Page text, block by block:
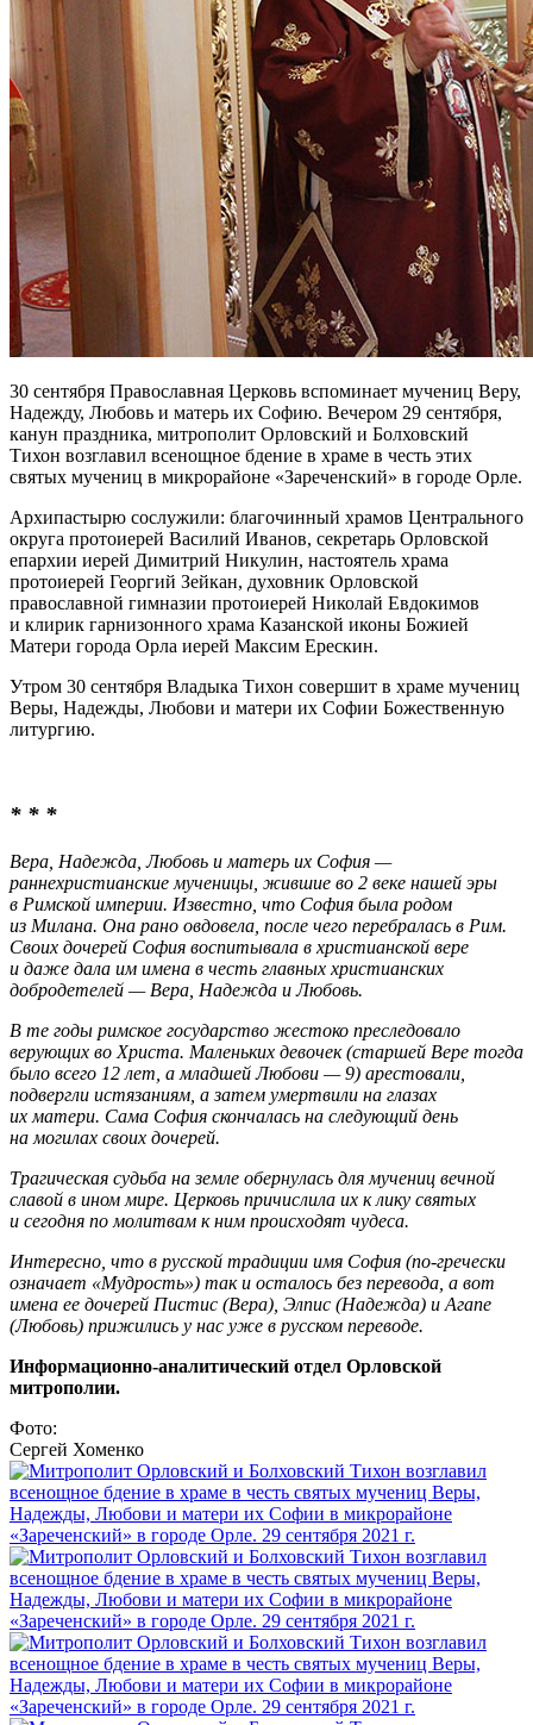
30 сентября Православная Церковь вспоминает мучениц Веру,
Надежду, Любовь и матерь их Софию. Вечером 29 сентября,
канун праздника, митрополит Орловский и Болховский
Тихон возглавил всенощное бдение в храме в честь этих
святых мучениц в микрорайоне «Зареченский» в городе Орле.
Архипастырю сослужили: благочинный храмов Центрального
округа протоиерей Василий Иванов, секретарь Орловской
епархии иерей Димитрий Никулин, настоятель храма
протоиерей Георгий Зейкан, духовник Орловской
православной гимназии протоиерей Николай Евдокимов
и клирик гарнизонного храма Казанской иконы Божией
Матери города Орла иерей Максим Ерескин.
Утром 30 сентября Владыка Тихон совершит в храме мучениц
Веры, Надежды, Любови и матери их Софии Божественную
литургию.
* * *
Вера, Надежда, Любовь и матерь их София —
раннехристианские мученицы, жившие во 2 веке нашей эры
в Римской империи. Известно, что София была родом
из Милана. Она рано овдовела, после чего перебралась в Рим.
Своих дочерей София воспитывала в христианской вере
и даже дала им имена в честь главных христианских
добродетелей — Вера, Надежда и Любовь.
В те годы римское государство жестоко преследовало
верующих во Христа. Маленьких девочек (старшей Вере тогда
было всего 12 лет, а младшей Любови — 9) арестовали,
подвергли истязаниям, а затем умертвили на глазах
их матери. Сама София скончалась на следующий день
на могилах своих дочерей.
Трагическая судьба на земле обернулась для мучениц вечной
славой в ином мире. Церковь причислила их к лику святых
и сегодня по молитвам к ним происходят чудеса.
Интересно, что в русской традиции имя София (по-гречески
означает «Мудрость») так и осталось без перевода, а вот
имена ее дочерей Пистис (Вера), Элпис (Надежда) и Агапе
(Любовь) прижились у нас уже в русском переводе.
Информационно-аналитический отдел Орловской
митрополии.
Фото:
Сергей Хоменко